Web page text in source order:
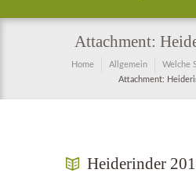
Attachment:
Home Allgemein
Welche
Attachment:
Heiderinder